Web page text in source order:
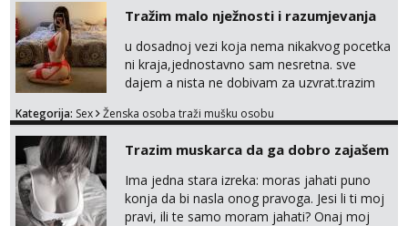
Tražim malo nježnosti i razumjevanja
u dosadnoj vezi koja nema nikakvog pocetka
ni kraja,jednostavno sam nesretna. sve
dajem a nista ne dobivam za uzvrat.trazim
trazim puno samo malo njeznosti i
poljupce po tijelu koji me jako
pale,obozavam kad muskarac preuzme
kontrolu . javi se :) Klikni na link ispod i nadji
me tamo, cekam te!
Kategorija: Sex Ženska osoba traži mušku osobu
Trazim muskarca da ga dobro zajašem
Ima jedna stara izreka: moras jahati puno
konja da bi nasla onog pravoga. Jesi li ti moj
pravi, ili te samo moram jahati? Onaj moj